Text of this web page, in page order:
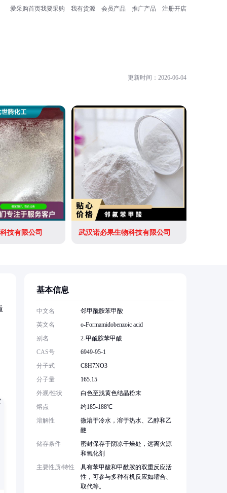
爱采购首页我要采购 我有货源 会员产品 推广产品 注册开店
更新时间：2026-06-04
技有限公司 武汉诺必果生物科技有限公司
基本信息
中文名
邻甲酰胺苯甲酸
英文名
o-Formamidobenzoic acid
别名
2-甲酰胺苯甲酸
CAS号
6949-95-1
分子式
C8H7NO3
分子量
165.15
外观/性状
白色至浅黄色结晶粉末
熔点
约185-188℃
溶解性
微溶于冷水，溶于热水、乙醇和乙
醚
储存条件
密封保存于阴凉干燥处，远离火源
和氧化剂
主要性质/特性
具有苯甲酸和甲酰胺的双重反应活
性，可参与多种有机反应如缩合、
取代等。